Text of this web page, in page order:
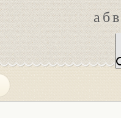
абв